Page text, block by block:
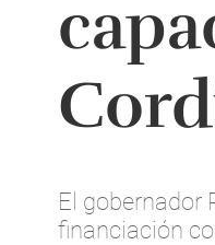
El gobernador
financiación